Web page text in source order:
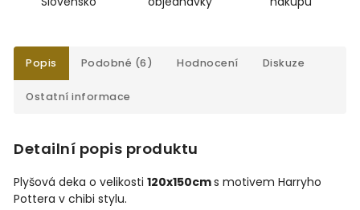
Popis Podobné (6) Hodnocení Diskuze
Ostatní informace
Detailní popis produktu
Plyšová deka o velikosti 120x150cms motivem Harryho
Pottera v chibi stylu.